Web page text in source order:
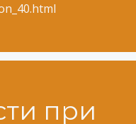
при